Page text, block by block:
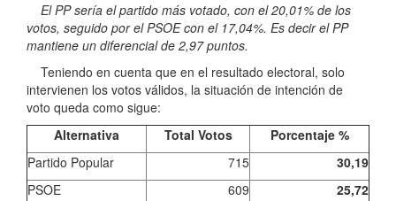
El PP sería el partido más votado, con el 20,01% de los
votos, seguido por el PSOE con el 17,04%. Es decir el PP
mantiene un diferencial de 2,97 puntos.
Teniendo en cuenta que en el resultado electoral, solo
intervienen los votos válidos, la situación de intención de
voto queda como sigue:
Alternativa
Total Votos
Porcentaje %
Partido Popular
715
30,19
PSOE
609
25,72